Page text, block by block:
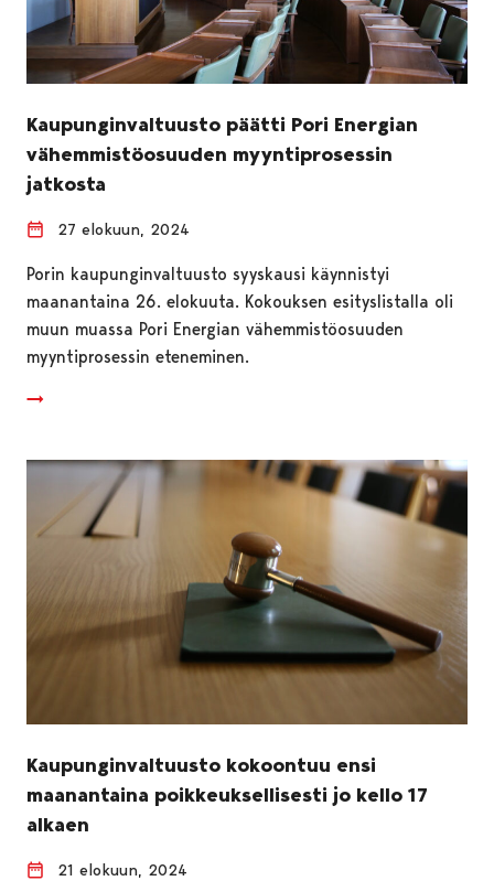
Kaupunginvaltuusto päätti Pori Energian
vähemmistöosuuden myyntiprosessin
jatkosta
27 elokuun, 2024
Porin kaupunginvaltuusto syyskausi käynnistyi
maanantaina 26. elokuuta. Kokouksen esityslistalla oli
muun muassa Pori Energian vähemmistöosuuden
myyntiprosessin eteneminen.
Kaupunginvaltuusto kokoontuu ensi
maanantaina poikkeuksellisesti jo kello 17
alkaen
21 elokuun, 2024